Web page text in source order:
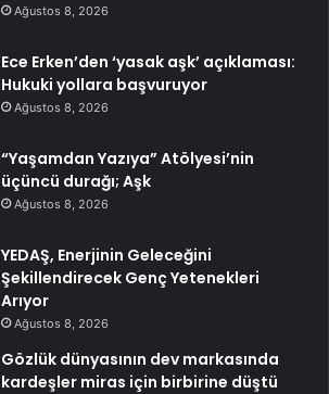
Ağustos 8, 2026
Ece Erken’den ‘yasak aşk’ açıklaması:
Hukuki yollara başvuruyor
Ağustos 8, 2026
“Yaşamdan Yazıya” Atölyesi’nin
üçüncü durağı; Aşk
Ağustos 8, 2026
YEDAŞ, Enerjinin Geleceğini
Şekillendirecek Genç Yetenekleri
Arıyor
Ağustos 8, 2026
Gözlük dünyasının dev markasında
kardeşler miras için birbirine düştü